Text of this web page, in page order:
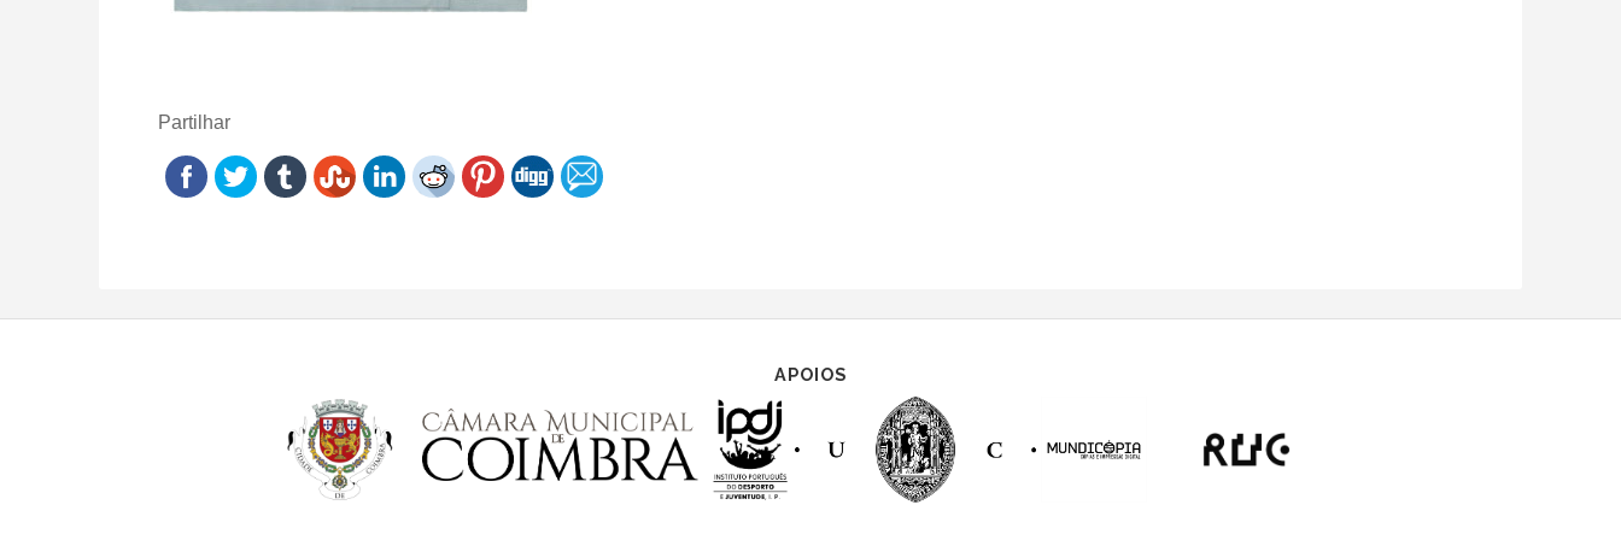
Partilhar
APOIOS